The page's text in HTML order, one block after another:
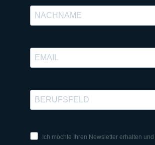
Ich möchte Ihren Newsletter erhalten